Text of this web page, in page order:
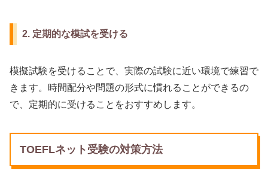
2. 定期的な模試を受ける
模擬試験を受けることで、実際の試験に近い環境で練習で
きます。時間配分や問題の形式に慣れることができるの
で、定期的に受けることをおすすめします。
TOEFLネット受験の対策方法